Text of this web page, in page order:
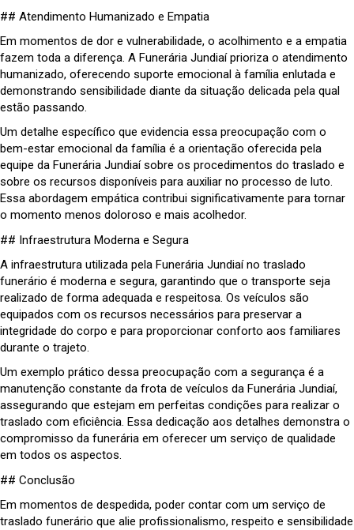
## Atendimento Humanizado e Empatia
Em momentos de dor e vulnerabilidade, o acolhimento e a empatia
fazem toda a diferença. A Funerária Jundiaí prioriza o atendimento
humanizado, oferecendo suporte emocional à família enlutada e
demonstrando sensibilidade diante da situação delicada pela qual
estão passando.
Um detalhe específico que evidencia essa preocupação com o
bem-estar emocional da família é a orientação oferecida pela
equipe da Funerária Jundiaí sobre os procedimentos do traslado e
sobre os recursos disponíveis para auxiliar no processo de luto.
Essa abordagem empática contribui significativamente para tornar
o momento menos doloroso e mais acolhedor.
## Infraestrutura Moderna e Segura
A infraestrutura utilizada pela Funerária Jundiaí no traslado
funerário é moderna e segura, garantindo que o transporte seja
realizado de forma adequada e respeitosa. Os veículos são
equipados com os recursos necessários para preservar a
integridade do corpo e para proporcionar conforto aos familiares
durante o trajeto.
Um exemplo prático dessa preocupação com a segurança é a
manutenção constante da frota de veículos da Funerária Jundiaí,
assegurando que estejam em perfeitas condições para realizar o
traslado com eficiência. Essa dedicação aos detalhes demonstra o
compromisso da funerária em oferecer um serviço de qualidade
em todos os aspectos.
## Conclusão
Em momentos de despedida, poder contar com um serviço de
traslado funerário que alie profissionalismo, respeito e sensibilidade